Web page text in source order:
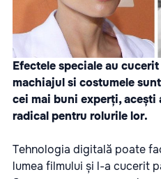
Efectele speciale au
machiajul si costumele
cei mai buni experți,
radical pentru rolurile lor.
Tehnologia digitală poate
lumea filmului și l-a cucerit